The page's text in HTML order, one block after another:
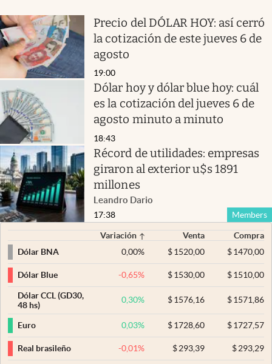
Precio del DÓLAR HOY: así cerró
la cotización de este jueves 6 de
agosto
19:00
Dólar hoy y dólar blue hoy: cuál
es la cotización del jueves 6 de
agosto minuto a minuto
18:43
Récord de utilidades: empresas
giraron al exterior u$s 1891
millones
Leandro Dario
Members
17:38
Variación Venta
Compra
Dólar BNA
0,00% $ 1520,00 $1470,00
Dólar Blue -0,65% $ 1530,00 $1510,00
Dólar CCL (GD30,
48 hs)
0,30% $ 1576,16 $1571,86
Euro 0,03% $ 1728,60 $1727,57
Real brasileño -0,01% $ 293,39 $293,29